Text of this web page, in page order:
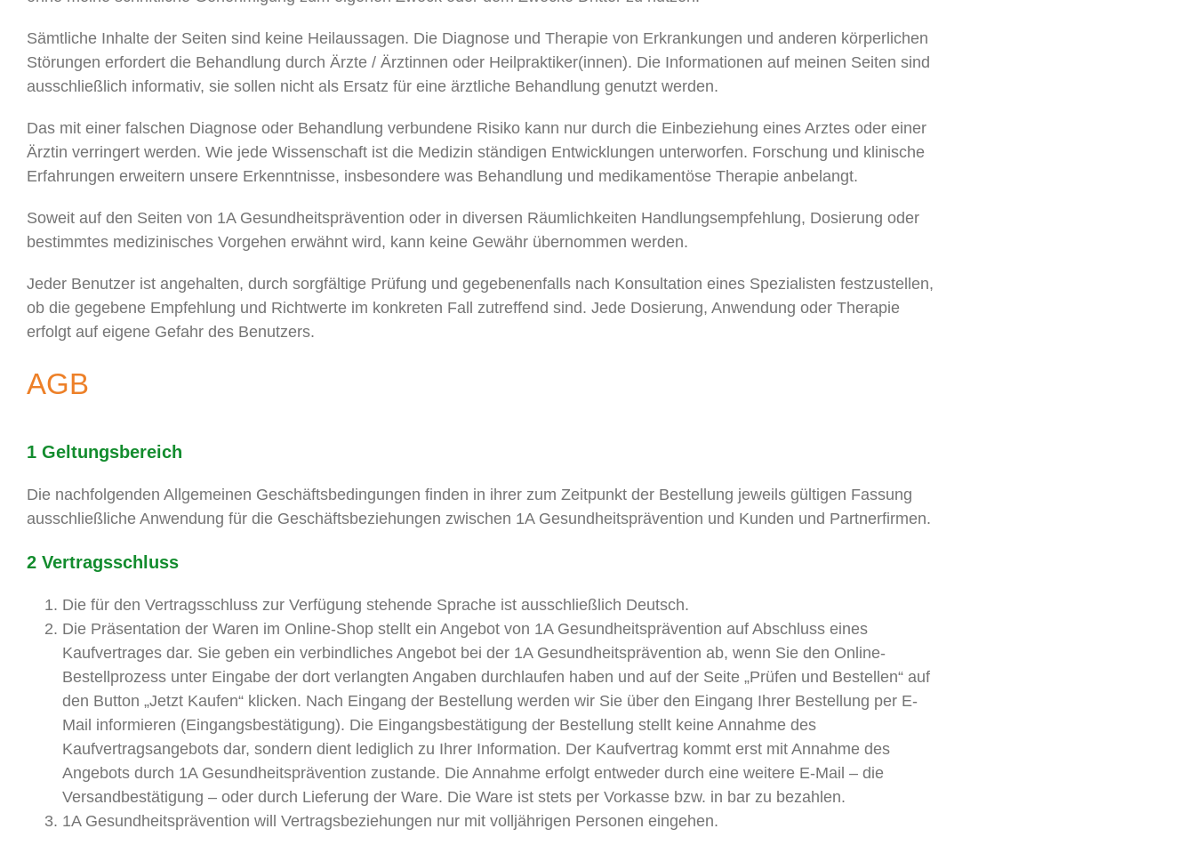
Sämtliche Inhalte der Seiten sind keine Heilaussagen. Die Diagnose und Therapie von Erkrankungen und anderen körperlichen
Störungen erfordert die Behandlung durch Ärzte / Ärztinnen oder Heilpraktiker(innen). Die Informationen auf meinen Seiten sind
ausschließlich informativ, sie sollen nicht als Ersatz für eine ärztliche Behandlung genutzt werden.
Das mit einer falschen Diagnose oder Behandlung verbundene Risiko kann nur durch die Einbeziehung eines Arztes oder einer
Ärztin verringert werden. Wie jede Wissenschaft ist die Medizin ständigen Entwicklungen unterworfen. Forschung und klinische
Erfahrungen erweitern unsere Erkenntnisse, insbesondere was Behandlung und medikamentöse Therapie anbelangt.
Soweit auf den Seiten von 1A Gesundheitsprävention oder in diversen Räumlichkeiten Handlungsempfehlung, Dosierung oder
bestimmtes medizinisches Vorgehen erwähnt wird, kann keine Gewähr übernommen werden.
Jeder Benutzer ist angehalten, durch sorgfältige Prüfung und gegebenenfalls nach Konsultation eines Spezialisten festzustellen,
ob die gegebene Empfehlung und Richtwerte im konkreten Fall zutreffend sind. Jede Dosierung, Anwendung oder Therapie
erfolgt auf eigene Gefahr des Benutzers.
AGB
1 Geltungsbereich
Die nachfolgenden Allgemeinen Geschäftsbedingungen finden in ihrer zum Zeitpunkt der Bestellung jeweils gültigen Fassung
ausschließliche Anwendung für die Geschäftsbeziehungen zwischen 1A Gesundheitsprävention und Kunden und Partnerfirmen.
2 Vertragsschluss
Die für den Vertragsschluss zur Verfügung stehende Sprache ist ausschließlich Deutsch.
Die Präsentation der Waren im Online-Shop stellt ein Angebot von 1A Gesundheitsprävention auf Abschluss eines
Kaufvertrages dar. Sie geben ein verbindliches Angebot bei der 1A Gesundheitsprävention ab, wenn Sie den Online-
Bestellprozess unter Eingabe der dort verlangten Angaben durchlaufen haben und auf der Seite „Prüfen und Bestellen“ auf
den Button „Jetzt Kaufen“ klicken. Nach Eingang der Bestellung werden wir Sie über den Eingang Ihrer Bestellung per E-
Mail informieren (Eingangsbestätigung). Die Eingangsbestätigung der Bestellung stellt keine Annahme des
Kaufvertragsangebots dar, sondern dient lediglich zu Ihrer Information. Der Kaufvertrag kommt erst mit Annahme des
Angebots durch 1A Gesundheitsprävention zustande. Die Annahme erfolgt entweder durch eine weitere E-Mail – die
Versandbestätigung – oder durch Lieferung der Ware. Die Ware ist stets per Vorkasse bzw. in bar zu bezahlen.
1A Gesundheitsprävention will Vertragsbeziehungen nur mit volljährigen Personen eingehen.